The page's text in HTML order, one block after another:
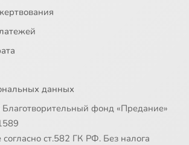
данных
фонд «Предание»
ст.582 ГК РФ. Без налога